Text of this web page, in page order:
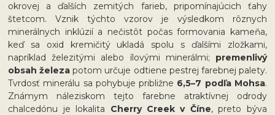
okrovej a ďalších zemitých farieb, pripomínajúcich ťahy
štetcom. Vznik týchto vzorov je výsledkom rôznych
minerálnych inklúzií a nečistôt počas formovania kameňa,
keď sa oxid kremičitý ukladá spolu s ďalšími zložkami,
napríklad železitými alebo ílovými minerálmi; premenlivý
obsah železa potom určuje odtiene pestrej farebnej palety.
Tvrdosť minerálu sa pohybuje približne 6,5–7 podľa Mohsa.
Známym náleziskom tejto farebne atraktívnej odrody
chalcedónu je lokalita Cherry Creek v Číne, preto býva